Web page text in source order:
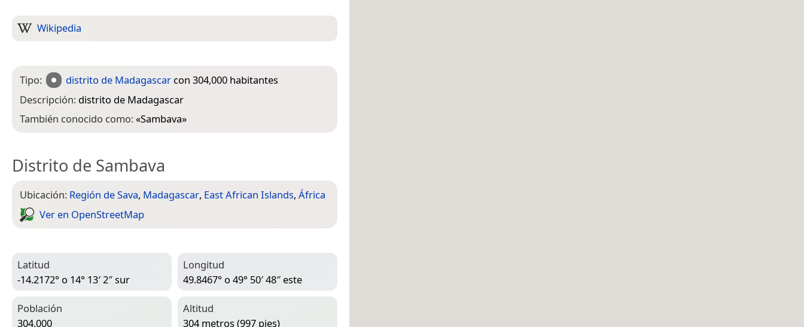
Wikipedia
Tipo: distrito de Madagascar con 304,000 habitantes
Descripción: distrito de Madagascar
También conocido como:«Sambava»
Distrito de Sambava
Ubicación: Región de Sava, Madagascar, East African Islands, África
Ver en Open­Street­Map
Latitud
-14.2172° o 14° 13′ 2″ sur
Longitud
49.8467° o 49° 50′ 48″ este
Población
304,000
Altitud
304 metros (997 pies)